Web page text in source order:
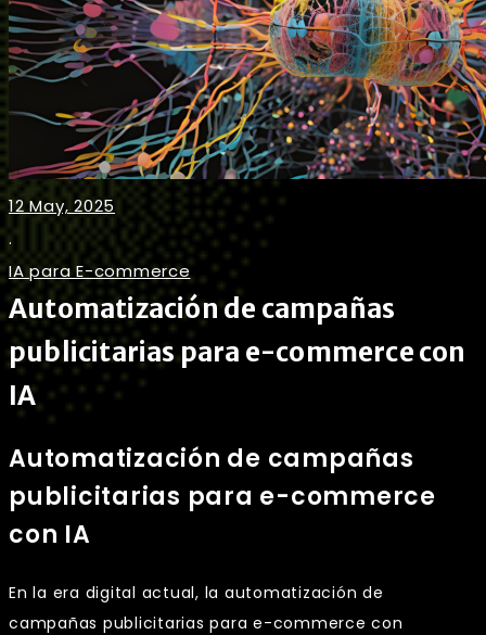
12 May, 2025
.
IA para E-commerce
Automatización de campañas
publicitarias para e-commerce con
IA
Automatización de campañas
publicitarias para e-commerce
con IA
En la era digital actual, la automatización de
campañas publicitarias para e-commerce con